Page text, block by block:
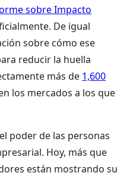
sobre Impacto
De igual
sobre cómo ese
reducir la huella
más de 1,600
los mercados a los que
poder de las personas
Hoy, más que
están mostrando su